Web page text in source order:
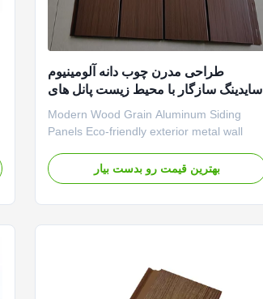
طراحی مدرن چوب دانه آلومینیوم
سایدینگ سازگار با محیط زیست پانل های
دیواری فلزی خارجی برای پوشش /
پوشش دیواری
Modern Wood Grain Aluminum Siding
Panels Eco-friendly exterior metal wall
covering applications, combining modern
aesthetics with exceptional durability. Key
بهترین قیمت رو بدست بیار